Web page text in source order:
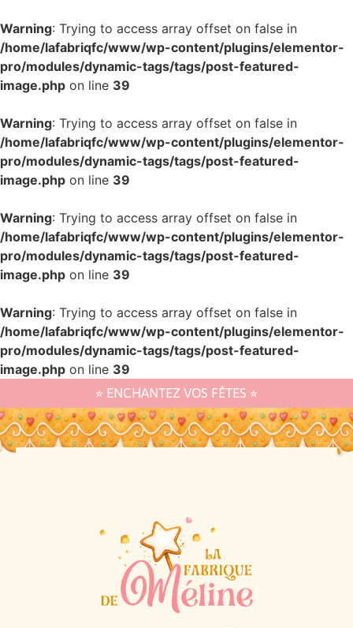
Warning: Trying to access array offset on false in
/home/lafabriqfc/www/wp-content/plugins/elementor-
pro/modules/dynamic-tags/tags/post-featured-
image.php on line 39
Warning: Trying to access array offset on false in
/home/lafabriqfc/www/wp-content/plugins/elementor-
pro/modules/dynamic-tags/tags/post-featured-
image.php on line 39
Warning: Trying to access array offset on false in
/home/lafabriqfc/www/wp-content/plugins/elementor-
pro/modules/dynamic-tags/tags/post-featured-
image.php on line 39
Warning: Trying to access array offset on false in
/home/lafabriqfc/www/wp-content/plugins/elementor-
pro/modules/dynamic-tags/tags/post-featured-
image.php on line 39
⭐︎ ENCHANTEZ VOS FÊTES ⭐︎